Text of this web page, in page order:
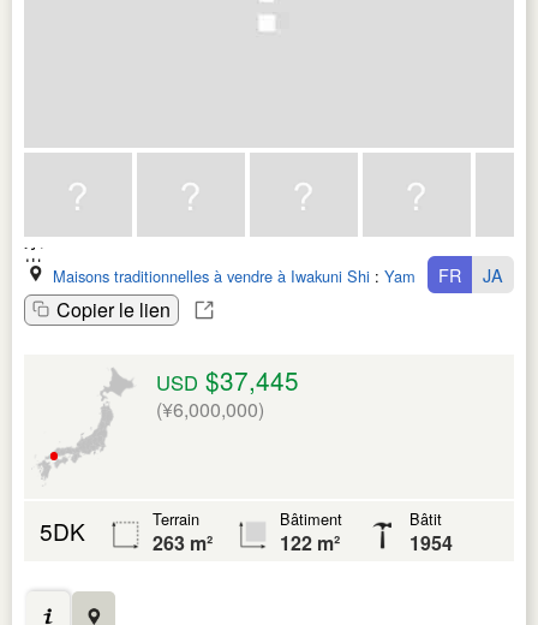
Maisons traditionnelles à vendre à Iwakuni Shi : Yamaguchi Ken
Copier le lien
FR JA
USD $37,445
(¥6,000,000)
5DK Terrain
263 m²
Bâtiment
122 m²
Bâtit
1954